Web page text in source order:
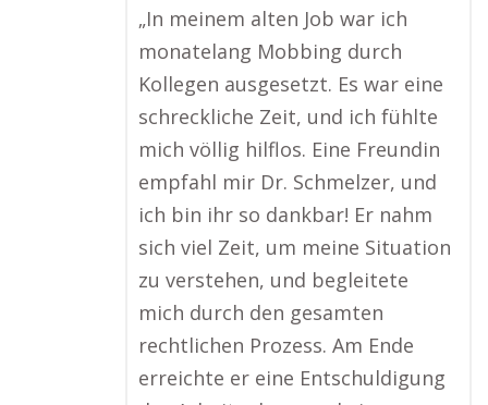
„In meinem alten Job war ich
monatelang Mobbing durch
Kollegen ausgesetzt. Es war eine
schreckliche Zeit, und ich fühlte
mich völlig hilflos. Eine Freundin
empfahl mir Dr. Schmelzer, und
ich bin ihr so dankbar! Er nahm
sich viel Zeit, um meine Situation
zu verstehen, und begleitete
mich durch den gesamten
rechtlichen Prozess. Am Ende
erreichte er eine Entschuldigung